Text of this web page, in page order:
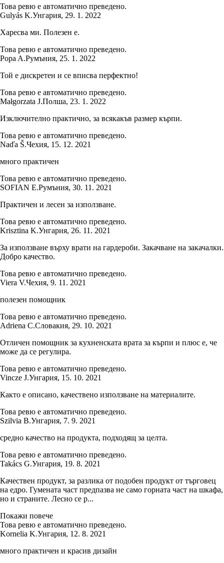
Това ревю е автоматично преведено.
Gulyás K.Унгария, 29. 1. 2022
Харесва ми. Полезен е.
Това ревю е автоматично преведено.
Popa A.Румъния, 25. 1. 2022
Той е дискретен и се вписва перфектно!
Това ревю е автоматично преведено.
Małgorzata J.Полша, 23. 1. 2022
Изключително практично, за всякакъв размер кърпи.
Това ревю е автоматично преведено.
Naďa Š.Чехия, 15. 12. 2021
много практичен
Това ревю е автоматично преведено.
SOFIAN E.Румъния, 30. 11. 2021
Практичен и лесен за използване.
Това ревю е автоматично преведено.
Krisztina K.Унгария, 26. 11. 2021
За използване върху врати на гардероби. Закачване на закачалки.
Добро качество.
Това ревю е автоматично преведено.
Viera V.Чехия, 9. 11. 2021
полезен помощник
Това ревю е автоматично преведено.
Adriena C.Словакия, 29. 10. 2021
Отличен помощник за кухненската врата за кърпи и плюс е, че
може да се регулира.
Това ревю е автоматично преведено.
Vincze J.Унгария, 15. 10. 2021
Както е описано, качествено използване на материалите.
Това ревю е автоматично преведено.
Szilvia B.Унгария, 7. 9. 2021
средно качество на продукта, подходящ за целта.
Това ревю е автоматично преведено.
Takács G.Унгария, 19. 8. 2021
Качествен продукт, за разлика от подобен продукт от търговец
на едро. Гумената част предпазва не само горната част на шкафа,
но и страните. Лесно се р...
Покажи повече
Това ревю е автоматично преведено.
Kornelia K.Унгария, 12. 8. 2021
много практичен и красив дизайн